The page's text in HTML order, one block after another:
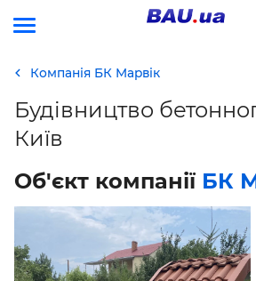
Компанія БК Марвік
Будівництво
Київ
Об'єкт компанії БК